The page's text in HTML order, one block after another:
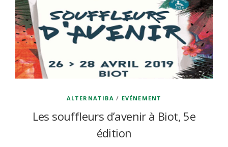
ALTERNATIBA / EVÉNEMENT
Les souffleurs d’avenir à Biot, 5e
édition